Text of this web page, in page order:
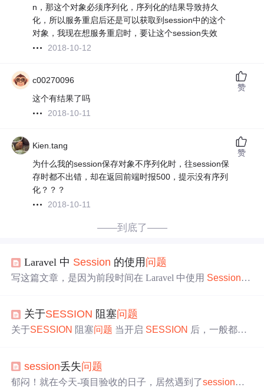
n，那这个对象必须序列化，序列化的结果导致持久
化，所以服务重启后还是可以获取到session中的这个
对象，我现在想服务重启时，要让这个session失效
2018-10-12
c00270096
这个有结果了吗
2018-10-11
赞
Kien.tang
为什么我的session保存对象不序列化时，往session保
存时都不出错，却在返回前端时报500，提示没有序列
化？？？
2018-10-11
赞
——到底了——
Laravel 中 Session 的使用 问题
写这篇文章，是因为前段时间在 Laravel 中使用 Session，
是没有任何关联的，为了让服务器保存用户的状态信息，
所以引入了Session的概念。 在 Laravel 中使用Session
关于SESSION 阻塞问题
关于SESSION 阻塞问题 当开启 SESSION 后，一般都是
SSION中，这时页面执行一个ajax去获取当前执行的进度
时，就会出现SESSION阻塞的问题。 解决方式：在需要
session丢失问题
郁闷！就在今天-项目验收的日子，居然遇到了session丢